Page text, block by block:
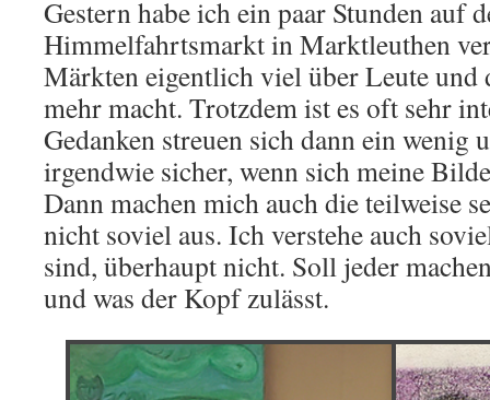
Gestern habe ich ein paar Stunden auf
Himmelfahrtsmarkt in Marktleuthen
Märkten eigentlich viel über Leute und
mehr macht. Trotzdem ist es oft sehr
Gedanken streuen sich dann ein wenig
irgendwie sicher, wenn sich meine
Dann machen mich auch die teilweise
nicht soviel aus. Ich verstehe auch
sind, überhaupt nicht. Soll jeder
und was der Kopf zulässt.